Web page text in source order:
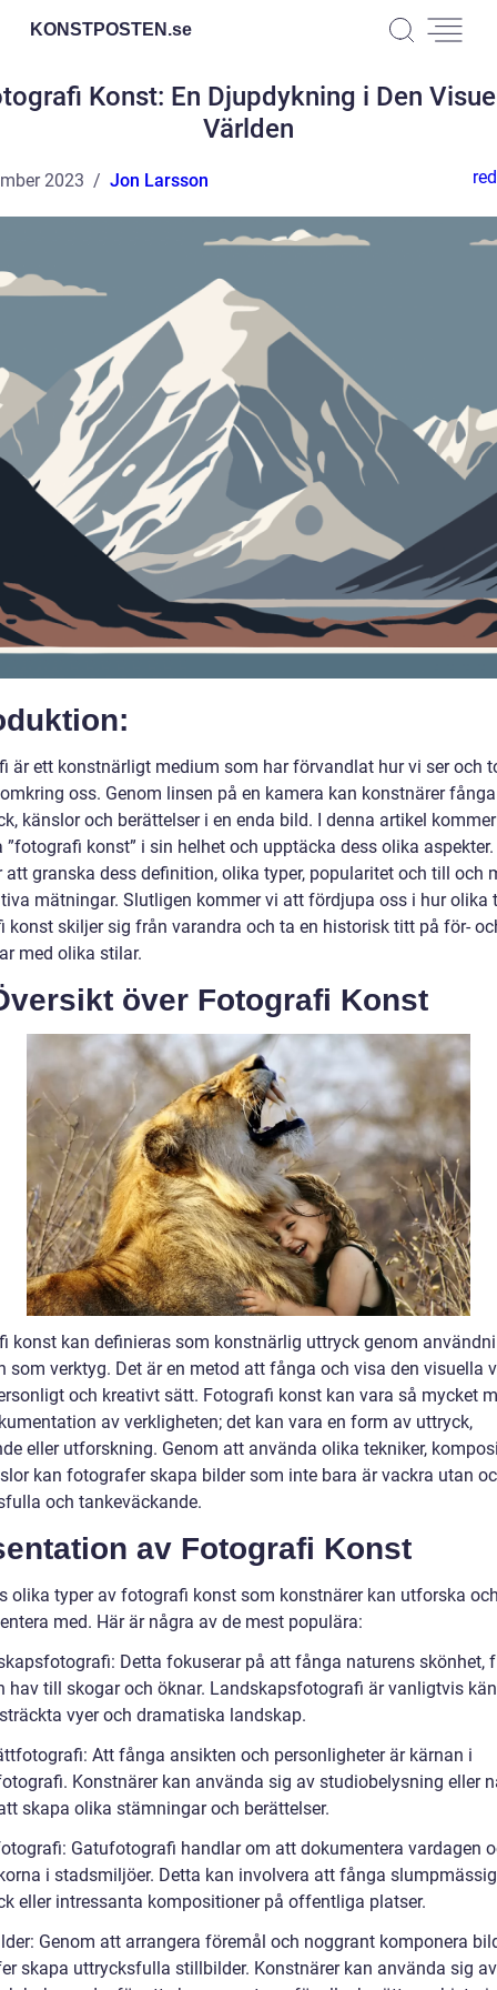
KONSTPOSTEN.se
Konst: En Djupdykning i Den
Världen
2023 Jon Larsson
är ett konstnärligt medium som har förvandlat hur vi ser och
oss. Genom linsen på en kamera kan konstnärer fånga
känslor och berättelser i en enda bild. I denna artikel
”fotografi konst” i sin helhet och upptäcka dess olika aspekter.
att granska dess definition, olika typer, popularitet och till och
mätningar. Slutligen kommer vi att fördjupa oss i hur olika
konst skiljer sig från varandra och ta en historisk titt på för-
med olika stilar.
över Fotografi Konst
konst kan definieras som konstnärlig uttryck genom
som verktyg. Det är en metod att fånga och visa den visuella
och kreativt sätt. Fotografi konst kan vara så mycket
av verkligheten; det kan vara en form av uttryck,
eller utforskning. Genom att använda olika tekniker,
kan fotografer skapa bilder som inte bara är vackra utan
och tankeväckande.
av Fotografi Konst
olika typer av fotografi konst som konstnärer kan utforska
med. Här är några av de mest populära:
Detta fokuserar på att fånga naturens skönhet,
hav till skogar och öknar. Landskapsfotografi är vanligtvis
vyer och dramatiska landskap.
Att fånga ansikten och personligheter är kärnan i
Konstnärer kan använda sig av studiobelysning eller
skapa olika stämningar och berättelser.
Gatufotografi handlar om att dokumentera vardagen
i stadsmiljöer. Detta kan involvera att fånga
eller intressanta kompositioner på offentliga platser.
Genom att arrangera föremål och noggrant komponera
skapa uttrycksfulla stillbilder. Konstnärer kan använda sig